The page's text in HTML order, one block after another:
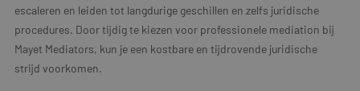
escaleren en leiden tot langdurige geschillen en zelfs juridische
procedures. Door tijdig te kiezen voor professionele mediation bij
Mayet Mediators, kun je een kostbare en tijdrovende juridische
strijd voorkomen.